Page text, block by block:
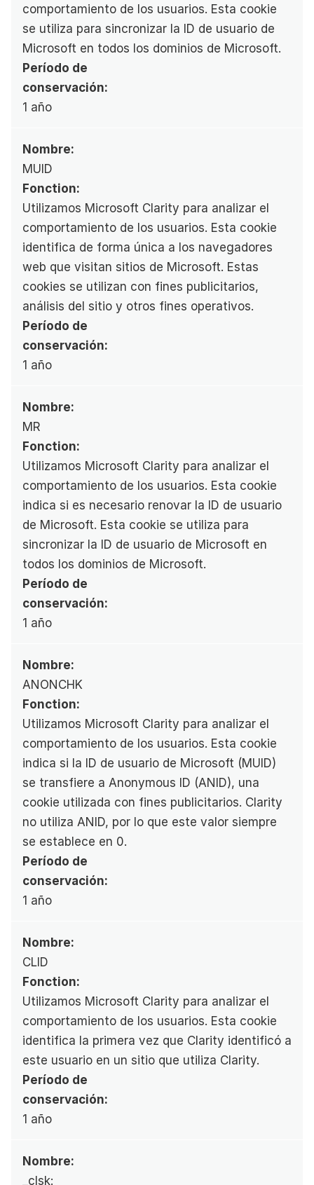
comportamiento de los usuarios. Esta cookie
se utiliza para sincronizar la ID de usuario de
Microsoft en todos los dominios de Microsoft.
Período de
conservación:
1 año
Nombre:
MUID
Fonction:
Utilizamos Microsoft Clarity para analizar el
comportamiento de los usuarios. Esta cookie
identifica de forma única a los navegadores
web que visitan sitios de Microsoft. Estas
cookies se utilizan con fines publicitarios,
análisis del sitio y otros fines operativos.
Período de
conservación:
1 año
Nombre:
MR
Fonction:
Utilizamos Microsoft Clarity para analizar el
comportamiento de los usuarios. Esta cookie
indica si es necesario renovar la ID de usuario
de Microsoft. Esta cookie se utiliza para
sincronizar la ID de usuario de Microsoft en
todos los dominios de Microsoft.
Período de
conservación:
1 año
Nombre:
ANONCHK
Fonction:
Utilizamos Microsoft Clarity para analizar el
comportamiento de los usuarios. Esta cookie
indica si la ID de usuario de Microsoft (MUID)
se transfiere a Anonymous ID (ANID), una
cookie utilizada con fines publicitarios. Clarity
no utiliza ANID, por lo que este valor siempre
se establece en 0.
Período de
conservación:
1 año
Nombre:
CLID
Fonction:
Utilizamos Microsoft Clarity para analizar el
comportamiento de los usuarios. Esta cookie
identifica la primera vez que Clarity identificó a
este usuario en un sitio que utiliza Clarity.
Período de
conservación:
1 año
Nombre:
_clsk: